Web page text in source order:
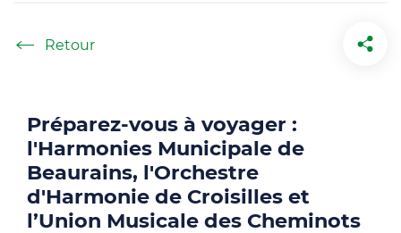
Accueil
Préparez-vous à voyager :
l'Harmonies Municipale de
Beaurains, l'Orchestre
d'Harmonie de Croisilles et
l’Union Musicale des Cheminots